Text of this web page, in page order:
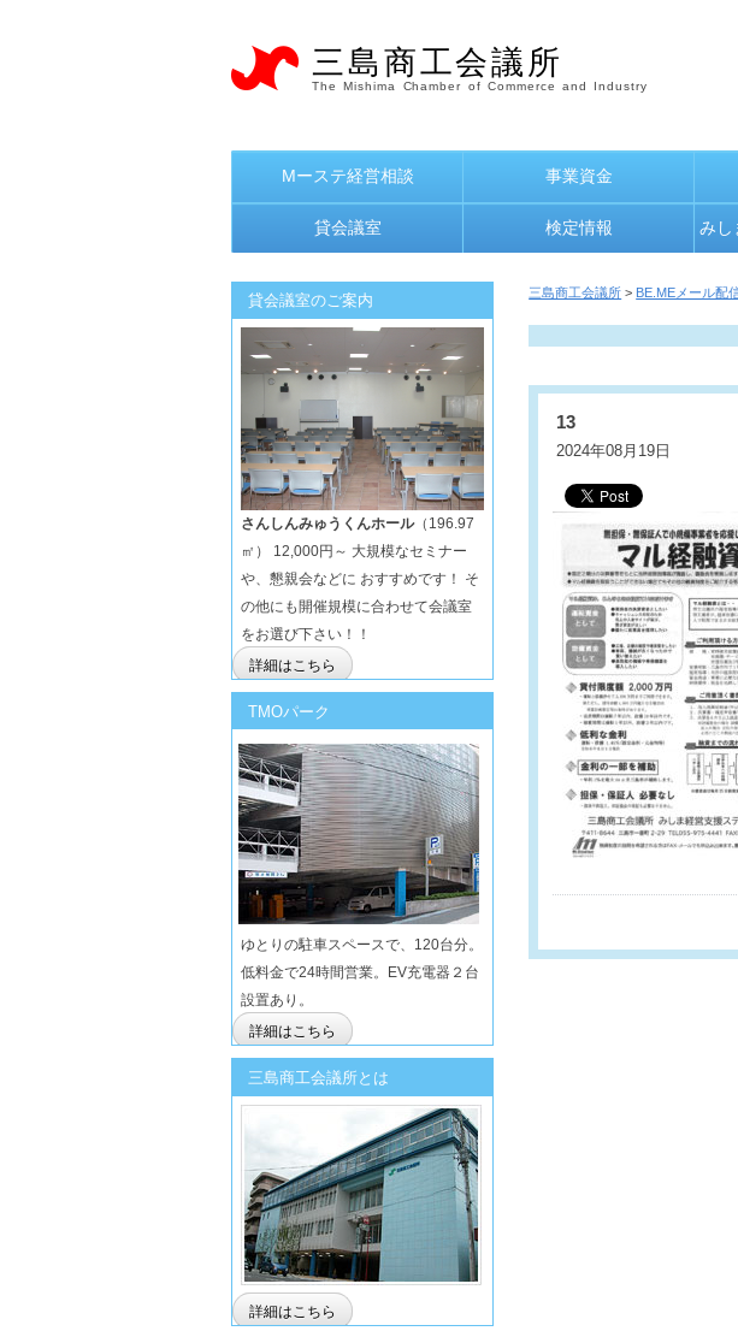
三島商工会議所
The Mishima Chamber of Commerce and Industry
Mーステ経営相談 事業資金
貸会議室 検定情報 みし
三島商工会議所 > BE.MEメール配
13
2024年08月19日
貸会議室のご案内
さんしんみゅうくんホール（196.97
㎡） 12,000円～ 大規模なセミナー
や、懇親会などに おすすめです！ そ
の他にも開催規模に合わせて会議室
をお選び下さい！！
詳細はこちら
TMOパーク
ゆとりの駐車スペースで、120台分。
低料金で24時間営業。EV充電器２台
設置あり。
詳細はこちら
三島商工会議所とは
詳細はこちら